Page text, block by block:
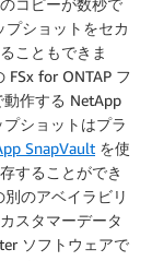
コピーが数秒で
プショットをセカ
こともできま
FSx for ONTAP フ
動作する NetApp
ショットはプラ
SnapVault を使
することができ
のアベイラビリ
スタマーデータ
ソフトウェアで